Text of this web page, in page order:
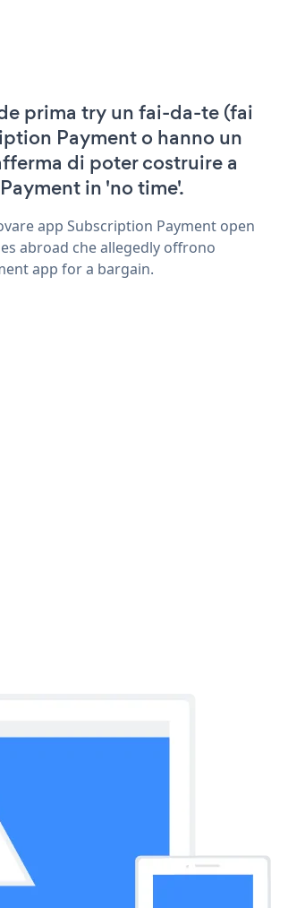
prima try un fai-da-te (fai
Payment o hanno un
di poter costruire a
in 'no time'.
app Subscription Payment open
abroad che allegedly offrono
app for a bargain.